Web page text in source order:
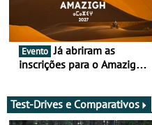
Evento Já abriram as
inscrições para o Amazigh
maio - The ultimate
experience in Morocco
Test-Drives e Comparativos